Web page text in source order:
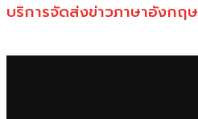
บริการจัดส่งข่าวภาษาอังกฤษ